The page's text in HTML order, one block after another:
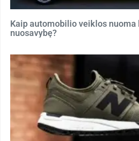
Kaip automobilio veiklos nuoma
nuosavybę?